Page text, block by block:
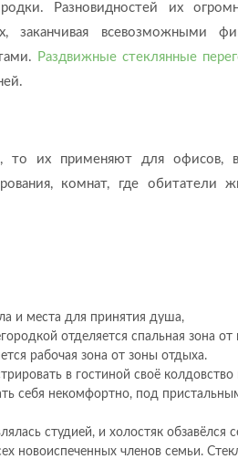
Разновидностей их
заканчивая всевозможными
Раздвижные стеклянные
то их применяют для офисов,
комнат, где обитатели
и места для принятия душа,
отделяется спальная зона
рабочая зона от зоны отдыха.
в гостиной своё
себя некомфортно, под
студией, и холостяк обзавёлся
новоиспеченных членов семьи.